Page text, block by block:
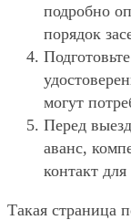
подробно
порядок
могут
Перед
аванс,
контакт для
Такая страница